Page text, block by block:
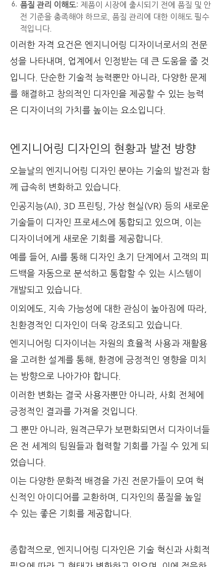
품질 관리 이해도: 제품이 시장에 출시되기 전에 품질 및 안
전 기준을 충족해야 하므로, 품질 관리에 대한 이해도 필수
적입니다.
이러한 자격 요건은 엔지니어링 디자이너로서의 전문
성을 나타내며, 업계에서 인정받는 데 큰 도움을 줄 것
입니다. 단순한 기술적 능력뿐만 아니라, 다양한 문제
를 해결하고 창의적인 디자인을 제공할 수 있는 능력
은 디자이너의 가치를 높이는 요소입니다.
엔지니어링 디자인의 현황과 발전 방향
오늘날의 엔지니어링 디자인 분야는 기술의 발전과 함
께 급속히 변화하고 있습니다.
인공지능(AI), 3D 프린팅, 가상 현실(VR) 등의 새로운
기술들이 디자인 프로세스에 통합되고 있으며, 이는
디자이너에게 새로운 기회를 제공합니다.
예를 들어, AI를 통해 디자인 초기 단계에서 고객의 피
드백을 자동으로 분석하고 통합할 수 있는 시스템이
개발되고 있습니다.
이외에도, 지속 가능성에 대한 관심이 높아짐에 따라,
친환경적인 디자인이 더욱 강조되고 있습니다.
엔지니어링 디자이너는 자원의 효율적 사용과 재활용
을 고려한 설계를 통해, 환경에 긍정적인 영향을 미치
는 방향으로 나아가야 합니다.
이러한 변화는 결국 사용자뿐만 아니라, 사회 전체에
긍정적인 결과를 가져올 것입니다.
그 뿐만 아니라, 원격근무가 보편화되면서 디자이너들
은 전 세계의 팀원들과 협력할 기회를 가질 수 있게 되
었습니다.
이는 다양한 문화적 배경을 가진 전문가들이 모여 혁
신적인 아이디어를 교환하며, 디자인의 품질을 높일
수 있는 좋은 기회를 제공합니다.
종합적으로, 엔지니어링 디자인은 기술 혁신과 사회적